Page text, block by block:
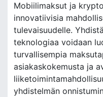
Mobiilimaksut ja
innovatiivisia
tulevaisuudelle.
teknologiaa voidaan
turvallisempia
asiakaskokemusta ja
yhdistelmän